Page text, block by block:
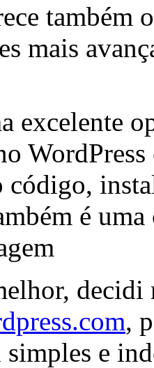
também
mais
excelente
código,
é
decidi
,
simples e